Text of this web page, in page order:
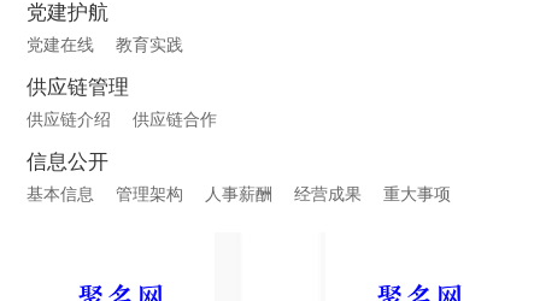
党建护航
党建在线 教育实践
供应链管理
供应链介绍 供应链合作
信息公开
基本信息 管理架构 人事薪酬 经营成果 重大事项